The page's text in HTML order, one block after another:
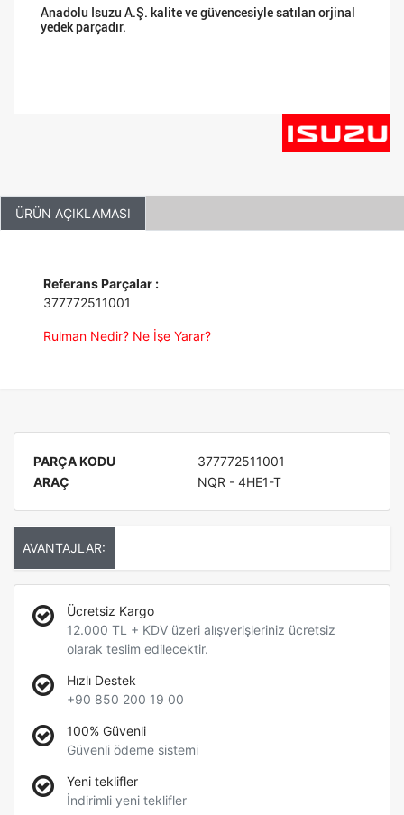
Anadolu Isuzu A.Ş. kalite ve güvencesiyle satılan orjinal
yedek parçadır.
ÜRÜN AÇIKLAMASI
Referans Parçalar :
377772511001
Rulman Nedir? Ne İşe Yarar?
PARÇA KODU
377772511001
ARAÇ
NQR - 4HE1-T
AVANTAJLAR:
Ücretsiz Kargo
12.000 TL + KDV üzeri alışverişleriniz ücretsiz
olarak teslim edilecektir.
Hızlı Destek
+90 850 200 19 00
100% Güvenli
Güvenli ödeme sistemi
Yeni teklifler
İndirimli yeni teklifler